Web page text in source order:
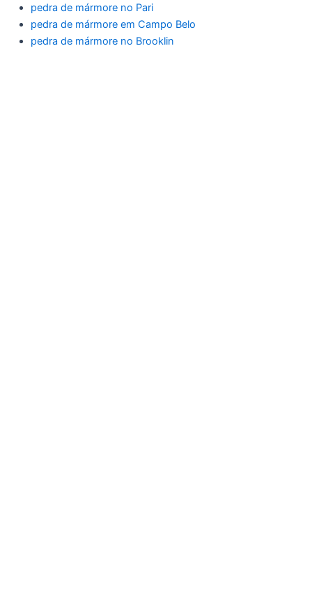
pedra de mármore no Pari
pedra de mármore em Campo Belo
pedra de mármore no Brooklin